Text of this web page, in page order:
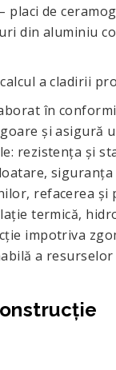
placi de
din aluminiu
a cladirii
în
și asigură
rezistența și
siguranța
refacerea și
termică,
impotriva
a